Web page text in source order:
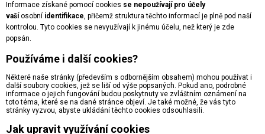
Informace získané pomocí cookies se nepoužívají pro účely
vaší osobní identifikace, přičemž struktura těchto informací je plně pod naší
kontrolou. Tyto cookies se nevyužívají k jinému účelu, než který je zde
popsán.
Používáme i další cookies?
Některé naše stránky (především s odbornějším obsahem) mohou používat i
další soubory cookies, jež se liší od výše popsaných. Pokud ano, podrobné
informace o jejich fungování budou poskytnuty ve zvláštním oznámení na
toto téma, které se na dané stránce objeví. Je také možné, že vás tyto
stránky vyzvou, abyste ukládání těchto cookies odsouhlasili.
Jak upravit využívání cookies